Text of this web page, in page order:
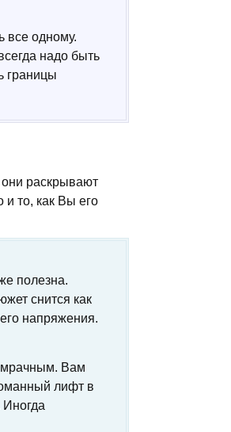
все одному.
надо быть
границы
раскрывают
и то, как Вы его
полезна.
снится как
напряжения.
мрачным. Вам
лифт в